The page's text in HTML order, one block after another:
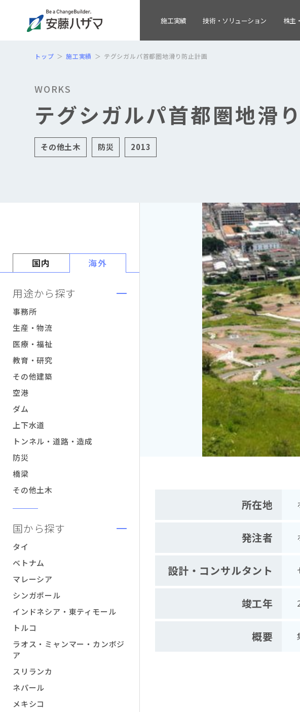
施工実績 技術・ ソリューション 株主
トップ 施工実績 テグシガルパ首都圏地滑り防止計画
WORKS
テグシガルパ首都圏地滑
その他土木 防災 2013
国内 海外
用途から探す
事務所
生産・物流
医療・福祉
教育・研究
その他建築
空港
ダム
上下水道
トンネル・道路・造成
防災
橋梁
その他土木
国から探す
タイ
ベトナム
マレーシア
シンガポール
インドネシア・東ティモール
トルコ
ラオス・ミャンマー・カンボジ
ア
スリランカ
ネパール
メキシコ
所在地
発注者
設計・コンサルタント
竣工年
概要